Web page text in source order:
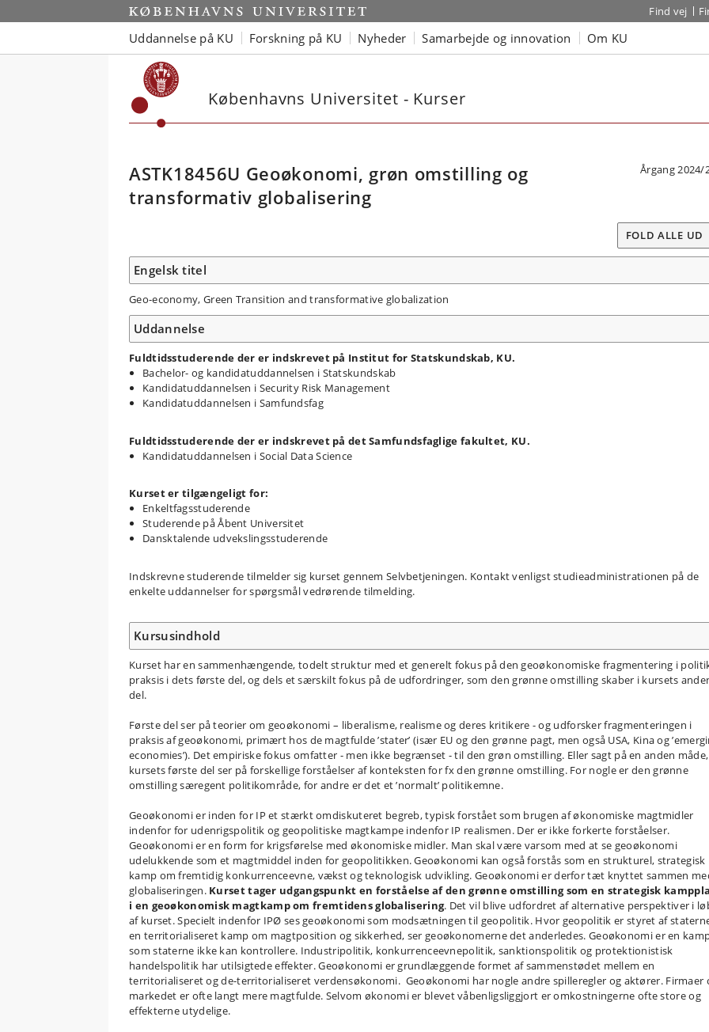
Find vej
Uddannelse på KU Forskning på KU Nyheder Samarbejde og innovation Om KU
Københavns Universitet - Kurser
ASTK18456U Geoøkonomi, grøn omstilling og
transformativ globalisering
Årgang 2024/
FOLD ALLE UD
Engelsk titel
Geo-economy, Green Transition and transformative globalization
Uddannelse
Fuldtidsstuderende der er indskrevet på Institut for Statskundskab, KU.
Bachelor- og kandidatuddannelsen i Statskundskab
Kandidatuddannelsen i Security Risk Management
Kandidatuddannelsen i Samfundsfag
Fuldtidsstuderende der er indskrevet på det Samfundsfaglige fakultet, KU.
Kandidatuddannelsen i Social Data Science
Kurset er tilgængeligt for:
Enkeltfagsstuderende
Studerende på Åbent Universitet
Dansktalende udvekslingsstuderende
Indskrevne studerende tilmelder sig kurset gennem Selvbetjeningen. Kontakt venligst studieadministrationen på de
enkelte uddannelser for spørgsmål vedrørende tilmelding.
Kursusindhold
Kurset har en sammenhængende, todelt struktur med et generelt fokus på den geoøkonomiske fragmentering i
praksis i dets første del, og dels et særskilt fokus på de udfordringer, som den grønne omstilling skaber i kursets
del.
Første del ser på teorier om geoøkonomi – liberalisme, realisme og deres kritikere - og udforsker fragmenteringen i
praksis af geoøkonomi, primært hos de magtfulde ’stater’ (især EU og den grønne pagt, men også USA, Kina og
economies’). Det empiriske fokus omfatter - men ikke begrænset - til den grøn omstilling. Eller sagt på en anden måde,
kursets første del ser på forskellige forståelser af konteksten for fx den grønne omstilling. For nogle er den grønne
omstilling særegent politikområde, for andre er det et ’normalt’ politikemne.
Geoøkonomi er inden for IP et stærkt omdiskuteret begreb, typisk forstået som brugen af økonomiske magtmidler
indenfor for udenrigspolitik og geopolitiske magtkampe indenfor IP realismen. Der er ikke forkerte forståelser.
Geoøkonomi er en form for krigsførelse med økonomiske midler. Man skal være varsom med at se geoøkonomi
udelukkende som et magtmiddel inden for geopolitikken. Geoøkonomi kan også forstås som en strukturel, strategisk
kamp om fremtidig konkurrenceevne, vækst og teknologisk udvikling. Geoøkonomi er derfor tæt knyttet sammen
globaliseringen. Kurset tager udgangspunkt en forståelse af den grønne omstilling som en strategisk
i en geoøkonomisk magtkamp om fremtidens globalisering. Det vil blive udfordret af alternative perspektiver i
af kurset. Specielt indenfor IPØ ses geoøkonomi som modsætningen til geopolitik. Hvor geopolitik er styret af
en territorialiseret kamp om magtposition og sikkerhed, ser geoøkonomerne det anderledes. Geoøkonomi er en
som staterne ikke kan kontrollere. Industripolitik, konkurrenceevnepolitik, sanktionspolitik og protektionistisk
handelspolitik har utilsigtede effekter. Geoøkonomi er grundlæggende formet af sammenstødet mellem en
territorialiseret og de-territorialiseret verdensøkonomi. Geoøkonomi har nogle andre spilleregler og aktører. Firmaer
markedet er ofte langt mere magtfulde. Selvom økonomi er blevet våbenligsliggjort er omkostningerne ofte store og
effekterne utydelige.